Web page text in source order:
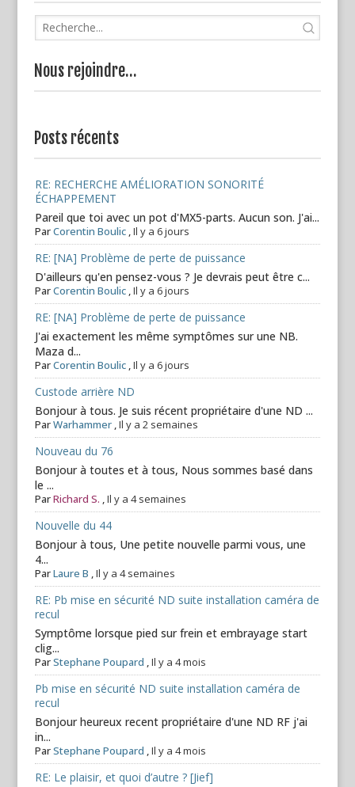
Nous rejoindre…
Posts récents
RE: RECHERCHE AMÉLIORATION SONORITÉ
ÉCHAPPEMENT
Pareil que toi avec un pot d'MX5-parts. Aucun son. J'ai...
ParCorentin Boulic, Il y a 6 jours
RE: [NA] Problème de perte de puissance
D'ailleurs qu'en pensez-vous ? Je devrais peut être c...
ParCorentin Boulic, Il y a 6 jours
RE: [NA] Problème de perte de puissance
J'ai exactement les même symptômes sur une NB.
Maza d...
ParCorentin Boulic, Il y a 6 jours
Custode arrière ND
Bonjour à tous. Je suis récent propriétaire d'une ND ...
ParWarhammer, Il y a 2 semaines
Nouveau du 76
Bonjour à toutes et à tous, Nous sommes basé dans
le ...
ParRichard S. Il y a 4 semaines
Nouvelle du 44
Bonjour à tous, Une petite nouvelle parmi vous, une
4...
ParLaure B Il y a 4 semaines
RE: Pb mise en sécurité ND suite installation caméra de
recul
Symptôme lorsque pied sur frein et embrayage start
clig...
ParStephane Poupard Il y a 4 mois
Pb mise en sécurité ND suite installation caméra de
recul
Bonjour heureux recent propriétaire d'une ND RF j'ai
in...
ParStephane Poupard Il y a 4 mois
RE: Le plaisir, et quoi d’autre ? [Jief]